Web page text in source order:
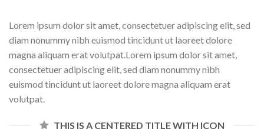
Lorem ipsum dolor sit amet, consectetuer adipiscing elit, sed
diam nonummy nibh euismod tincidunt ut laoreet dolore
magna aliquam erat volutpat.Lorem ipsum dolor sit amet,
consectetuer adipiscing elit, sed diam nonummy nibh
euismod tincidunt ut laoreet dolore magna aliquam erat
volutpat.
THIS IS A CENTERED TITLE WITH ICON